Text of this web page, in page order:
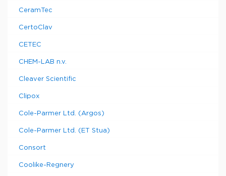
CeramTec
CertoClav
CETEC
CHEM-LAB n.v.
Cleaver Scientific
Clipox
Cole-Parmer Ltd. (Argos)
Cole-Parmer Ltd. (ET Stua)
Consort
Coolike-Regnery